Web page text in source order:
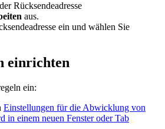
Rücksendeadresse
aus.
ein und wählen Sie
einrichten
ein:
Einstellungen für die Abwicklung von
in einem neuen Fenster oder Tab